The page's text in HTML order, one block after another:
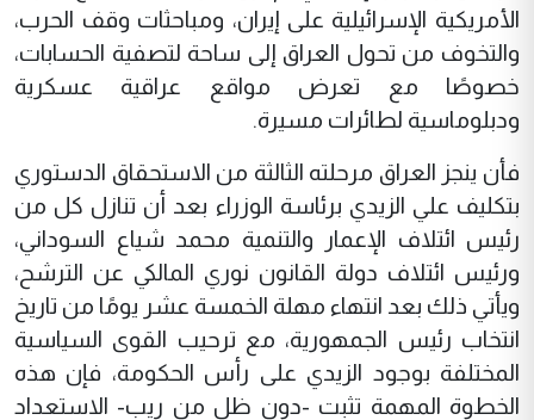
الأمريكية الإسرائيلية على إيران، ومباحثات وقف الحرب،
والتخوف من تحول العراق إلى ساحة لتصفية الحسابات،
خصوصًا مع تعرض مواقع عراقية عسكرية
ودبلوماسية لطائرات مسيرة.
فأن ينجز العراق مرحلته الثالثة من الاستحقاق الدستوري
بتكليف علي الزيدي برئاسة الوزراء بعد أن تنازل كل من
رئيس ائتلاف الإعمار والتنمية محمد شياع السوداني،
ورئيس ائتلاف دولة القانون نوري المالكي عن الترشح،
ويأتي ذلك بعد انتهاء مهلة الخمسة عشر يومًا من تاريخ
انتخاب رئيس الجمهورية، مع ترحيب القوى السياسية
المختلفة بوجود الزيدي على رأس الحكومة، فإن هذه
الخطوة المهمة تثبت -دون ظل من ريب- الاستعداد